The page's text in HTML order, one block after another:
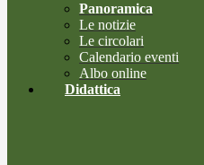
Panoramica
Le notizie
Le circolari
Calendario eventi
Albo online
Didattica